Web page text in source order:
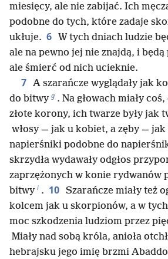
miesięcy, ale nie zabijać. Ich
podobne do tych, które zadaje
ukłuje. 6 W tych dniach ludzie
ale na pewno jej nie znajdą, i
ale śmierć od nich ucieknie.
7 A szarańcze wyglądały jak
do bitwy g . Na głowach miały
złote korony, ich twarze były jak
włosy — jak u kobiet, a zęby —
napierśniki podobne do
skrzydła wydawały odgłos
zaprzężonych w konie rydwanów
bitwy i . 10 Szarańcze miały też
kolcem jak u skorpionów, a w tych
moc szkodzenia ludziom przez
Miały nad sobą króla, anioła
hebrajsku jego imię brzmi